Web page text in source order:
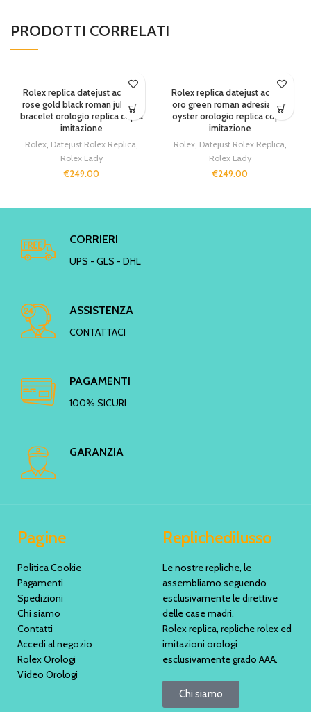
PRODOTTI CORRELATI
Rolex replica datejust acciaio
rose gold black roman jubilèè
bracelet orologio replica copia
imitazione
Rolex, Datejust Rolex Replica,
Rolex Lady
€249.00
Rolex replica datejust acciaio
oro green roman adresia dial
oyster orologio replica copia
imitazione
Rolex, Datejust Rolex Replica,
Rolex Lady
€249.00
CORRIERI
UPS - GLS - DHL
ASSISTENZA
CONTATTACI
PAGAMENTI
100% SICURI
GARANZIA
Pagine
Politica Cookie
Pagamenti
Spedizioni
Chi siamo
Contatti
Accedi al negozio
Rolex Orologi
Video Orologi
Replichedilusso
Le nostre repliche, le
assembliamo seguendo
esclusivamente le direttive
delle case madri.
Rolex replica, repliche rolex ed
imitazioni orologi
esclusivamente grado AAA.
Chi siamo